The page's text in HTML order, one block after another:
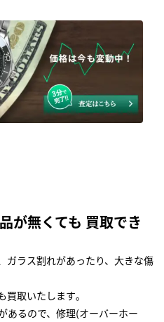
が無くても 買取でき
ガラス割れがあったり、大きな傷
買取いたします｡
あるので、修理(オーバーホー